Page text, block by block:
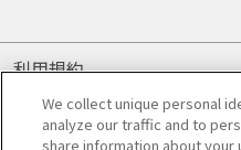
利用規約
個人情報の取り扱いについ
We collect unique personal
analyze our traffic and to
share information about